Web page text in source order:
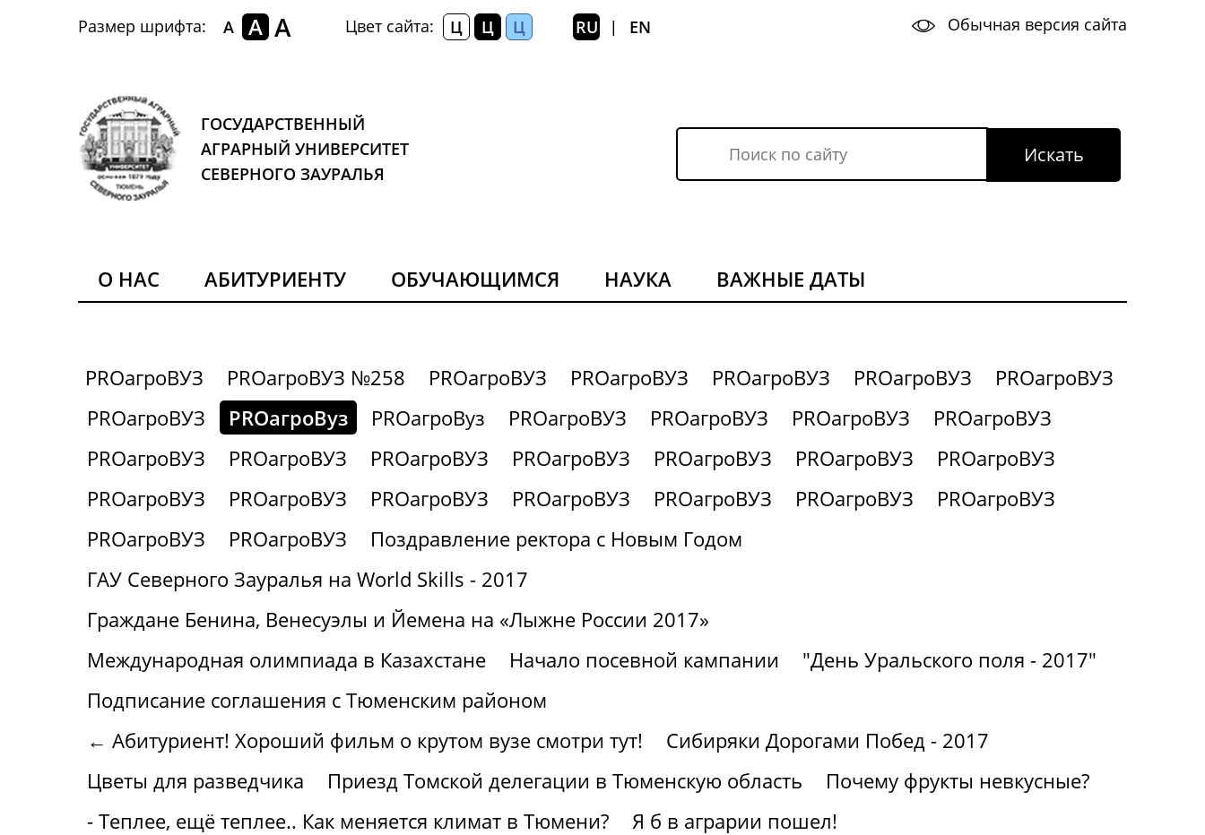
Размер шрифта: A A A Цвет сайта: Ц Ц Ц RU EN Обычная версия сайта
ГОСУДАРСТВЕННЫЙ
АГРАРНЫЙ УНИВЕРСИТЕТ
СЕВЕРНОГО ЗАУРАЛЬЯ
О НАС АБИТУРИЕНТУ ОБУЧАЮЩИМСЯ НАУКА ВАЖНЫЕ ДАТЫ
PROагроВУЗ PROагроВУЗ №258 PROагроВУЗ PROагроВУЗ PROагроВУЗ PROагроВУЗ
PROагроВУЗ
PROагроВУЗ
PROагроВуз PROагроВуз PROагроВУЗ PROагроВУЗ PROагроВУЗ
PROагроВУЗ
PROагроВУЗ
PROагроВУЗ PROагроВУЗ PROагроВУЗ PROагроВУЗ PROагроВУЗ
PROагроВУЗ
PROагроВУЗ
PROагроВУЗ PROагроВУЗ PROагроВУЗ PROагроВУЗ PROагроВУЗ
PROагроВУЗ
PROагроВУЗ
PROагроВУЗ
Поздравление ректора с Новым Годом
ГАУ Северного Зауралья на World Skills - 2017
Граждане Бенина, Венесуэлы и Йемена на «Лыжне России 2017»
Международная олимпиада в Казахстане
Начало посевной кампании
"День Уральского поля - 2017"
Подписание соглашения с Тюменским районом
← Абитуриент! Хороший фильм о крутом вузе смотри тут!
Сибиряки Дорогами Побед - 2017
Цветы для разведчика
Приезд Томской делегации в Тюменскую область
Почему фрукты невкусные?
- Теплее, ещё теплее.. Как меняется климат в Тюмени?
Я б в аграрии пошел!